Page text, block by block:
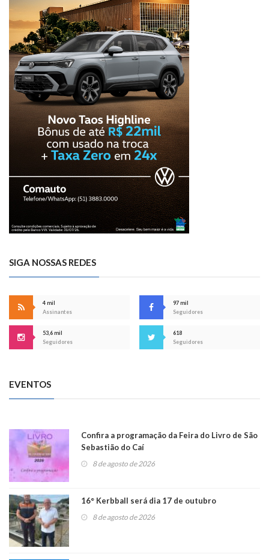
SIGA NOSSAS REDES
4 mil
Assinantes
97 mil
Seguidores
53,6 mil
Seguidores
618
Seguidores
EVENTOS
Confira a programação da Feira do Livro de São
Sebastião do Caí
8 de agosto de 2026
16° Kerbball será dia 17 de outubro
8 de agosto de 2026